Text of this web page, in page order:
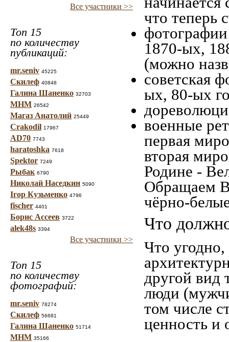
Все участники >>
Топ 15
по количеству
публикаций:
mr.seniv 45225
Скилеф 40848
Галина Шаненко 32703
МНМ 26542
Магаз Анатолий 25449
Crakodil 17967
AD70 7743
haratoshka 7618
Spektor 7249
Рыбак 6790
Николай Наседкин 5090
Ігор Кузьменко 4796
fischer 4401
Борис Ассеев 3722
alek48s 3394
Все участники >>
Топ 15
по количеству
фотографий:
mr.seniv 78274
Скилеф 56681
Галина Шаненко 51714
МНМ 35166
что теперь
1870-ых,
(можно
советская
ых, 80-ых
военные
первая
вторая
Родине -
Обращаем
чёрно-
Что
Что
другой вид
люди
том числе
ценность и